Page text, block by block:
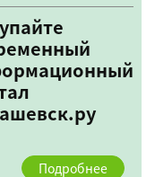
Подробнее